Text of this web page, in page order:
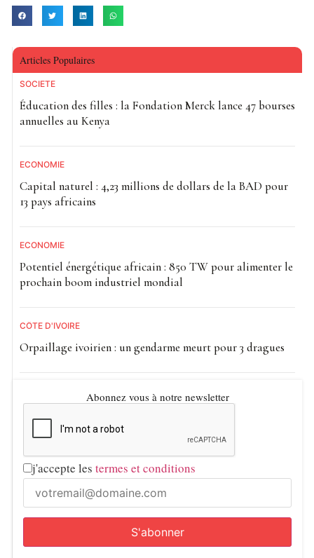
Articles Populaires
SOCIETE
Éducation des filles : la Fondation Merck lance 47 bourses
annuelles au Kenya
ECONOMIE
Capital naturel : 4,23 millions de dollars de la BAD pour
13 pays africains
ECONOMIE
Potentiel énergétique africain : 850 TW pour alimenter le
prochain boom industriel mondial
CÔTE D'IVOIRE
Orpaillage ivoirien : un gendarme meurt pour 3 dragues
Abonnez vous à notre newsletter
j'accepte les termes et conditions